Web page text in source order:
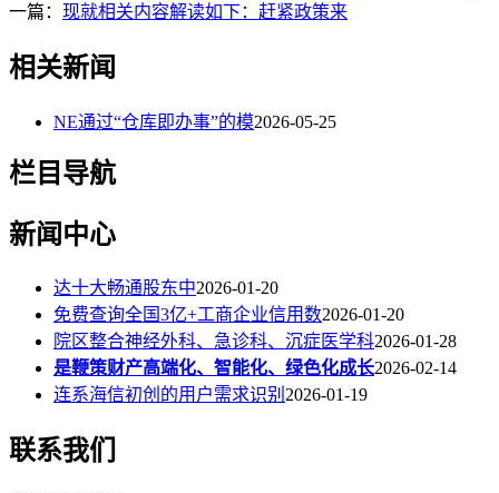
一篇： 现就相关内容解读如下：赶紧政策来
相关新闻
NE通过“仓库即办事”的模2026-05-25
栏目导航
新闻中心
达十大畅通股东中2026-01-20
免费查询全国3亿+工商企业信用数2026-01-20
院区整合神经外科、急诊科、沉症医学科2026-01-28
是鞭策财产高端化、智能化、绿色化成长2026-02-14
连系海信初创的用户需求识别 2026-01-19
联系我们